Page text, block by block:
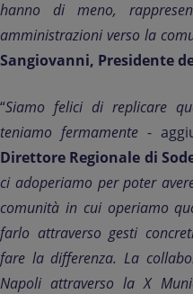
hanno di meno,
amministrazioni verso la
Sangiovanni, Presidente
“Siamo felici di replicare
teniamo fermamente -
Direttore Regionale di
ci adoperiamo per poter
comunità in cui operiamo
farlo attraverso gesti
fare la differenza. La
Napoli attraverso la X